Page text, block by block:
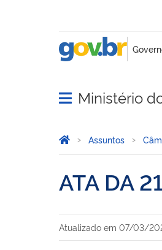
Abrir menu principal
Ministério
Você está aqui:
Página Inicial
Assuntos
ATA DA
Atualizado em 07/03/